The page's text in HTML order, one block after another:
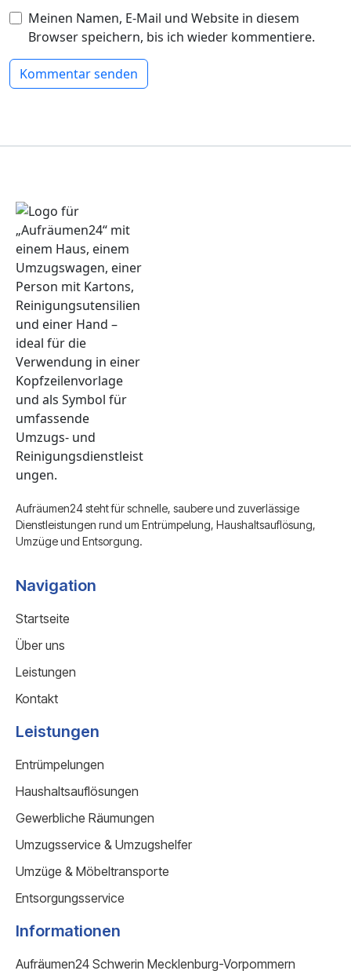
Meinen Namen, E-Mail und Website in diesem
Browser speichern, bis ich wieder kommentiere.
Aufräumen24 steht für schnelle, saubere und zuverlässige
Dienstleistungen rund um Entrümpelung, Haushaltsauflösung,
Umzüge und Entsorgung.
Navigation
Startseite
Über uns
Leistungen
Kontakt
Leistungen
Entrümpelungen
Haushaltsauflösungen
Gewerbliche Räumungen
Umzugsservice & Umzugshelfer
Umzüge & Möbeltransporte
Entsorgungsservice
Informationen
Aufräumen24 Schwerin Mecklenburg-Vorpommern